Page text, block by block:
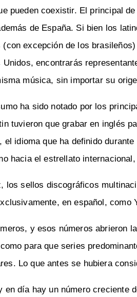
pueden coexistir. El principal
de España. Si bien los
(con excepción de los
Unidos, encontrarás
música, sin importar su
ha sido notado por los
tuvieron que grabar en inglés
el idioma que ha definido
hacia el estrellato
los sellos discográficos
en español,
y esos números abrieron
para que series
Lo que antes se hubiera
en día hay un número creciente